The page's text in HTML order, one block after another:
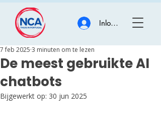
Inloggen
De meest gebruikte AI
chatbots
7 feb 2025 3 minuten om te lezen
Bijgewerkt op: 30 jun 2025